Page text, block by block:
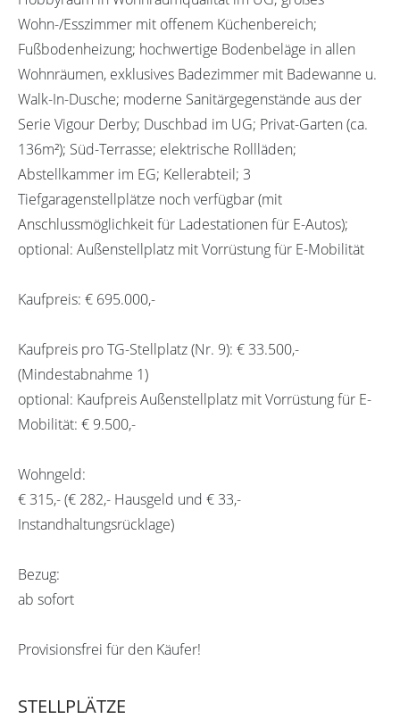
Wohn-/Esszimmer mit offenem Küchenbereich;
Fußbodenheizung; hochwertige Bodenbeläge in allen
Wohnräumen, exklusives Badezimmer mit Badewanne u.
Walk-In-Dusche; moderne Sanitärgegenstände aus der
Serie Vigour Derby; Duschbad im UG; Privat-Garten (ca.
136m²); Süd-Terrasse; elektrische Rollläden;
Abstellkammer im EG; Kellerabteil; 3
Tiefgaragenstellplätze noch verfügbar (mit
Anschlussmöglichkeit für Ladestationen für E-Autos);
optional: Außenstellplatz mit Vorrüstung für E-Mobilität
Kaufpreis: € 695.000,-
Kaufpreis pro TG-Stellplatz (Nr. 9): € 33.500,-
(Mindestabnahme 1)
optional: Kaufpreis Außenstellplatz mit Vorrüstung für E-
Mobilität: € 9.500,-
Wohngeld:
€ 315,- (€ 282,- Hausgeld und € 33,-
Instandhaltungsrücklage)
Bezug:
ab sofort
Provisionsfrei für den Käufer!
STELLPLÄTZE